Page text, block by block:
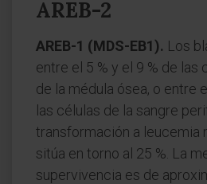
AREB-2
AREB-1 (MDS-EB1). Los
entre el 5 % y el 9 % de las
de la médula ósea, o entre
las células de la sangre
transformación a leucemia
sitúa en torno al 25 %. La
supervivencia es de